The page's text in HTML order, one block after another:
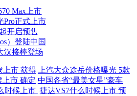
Max上市
Pro正式上市
开启预售
）登陆中国
汉接棒登场
上市 获得
上汽大众途岳价格曝光 5款
上市 确定 中国各省“最美女星”豪车
时候上市 捷达VS7什么时候上市 预